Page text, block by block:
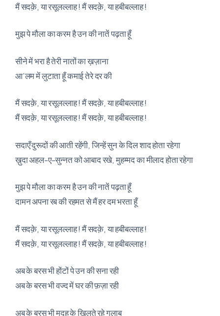
मैं सदक़े, या रसूलल्लाह ! मैं सदक़े, या हबीबल्लाह !
मुझ पे मौला का करम है उन की नातें पढ़ता हूँ
सीने में भरा है तेरी नातों का ख़ज़ाना
आ’लम में लुटाता हूँ कमाई तेरे दर की
मैं सदक़े, या रसूलल्लाह ! मैं सदक़े, या हबीबल्लाह !
मैं सदक़े, या रसूलल्लाह ! मैं सदक़े, या हबीबल्लाह !
सदाएँ दुरूदों की आती रहेंगी, जिन्हें सुन के दिल शाद होता रहेगा
ख़ुदा अहल-ए-सुन्नत को आबाद रखे, मुहम्मद का मीलाद होता रहेगा
मुझ पे मौला का करम है उन की नातें पढ़ता हूँ
दामन अपना रब की रहमत से मैं हर दम भरता हूँ
मैं सदक़े, या रसूलल्लाह ! मैं सदक़े, या हबीबल्लाह !
मैं सदक़े, या रसूलल्लाह ! मैं सदक़े, या हबीबल्लाह !
अब के बरस भी होंटों पे उन की सना रही
अब के बरस भी वज्द में घर की फ़ज़ा रही
अब के बरस भी मदह के खिलते रहे गुलाब